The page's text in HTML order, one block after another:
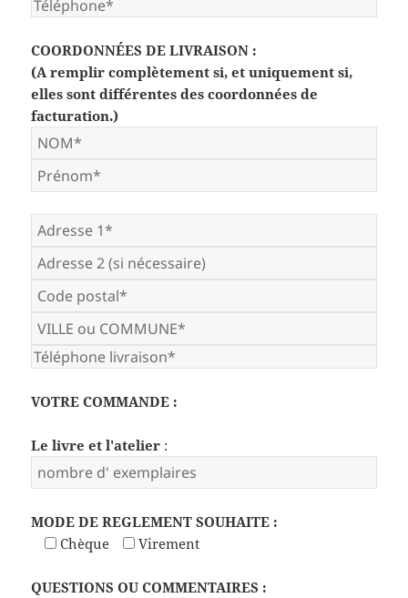
COORDONNÉES DE LIVRAISON :
(A remplir complètement si, et uniquement si,
elles sont différentes des coordonnées de
facturation.)
VOTRE COMMANDE :
Le livre et l'atelier :
MODE DE REGLEMENT SOUHAITE :
Chèque
Virement
QUESTIONS OU COMMENTAIRES :